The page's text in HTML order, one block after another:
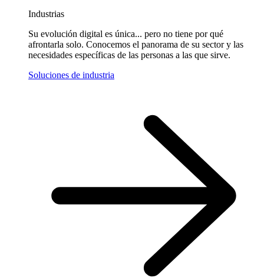
Industrias
Su evolución digital es única... pero no tiene por qué
afrontarla solo. Conocemos el panorama de su sector y las
necesidades específicas de las personas a las que sirve.
Soluciones de industria